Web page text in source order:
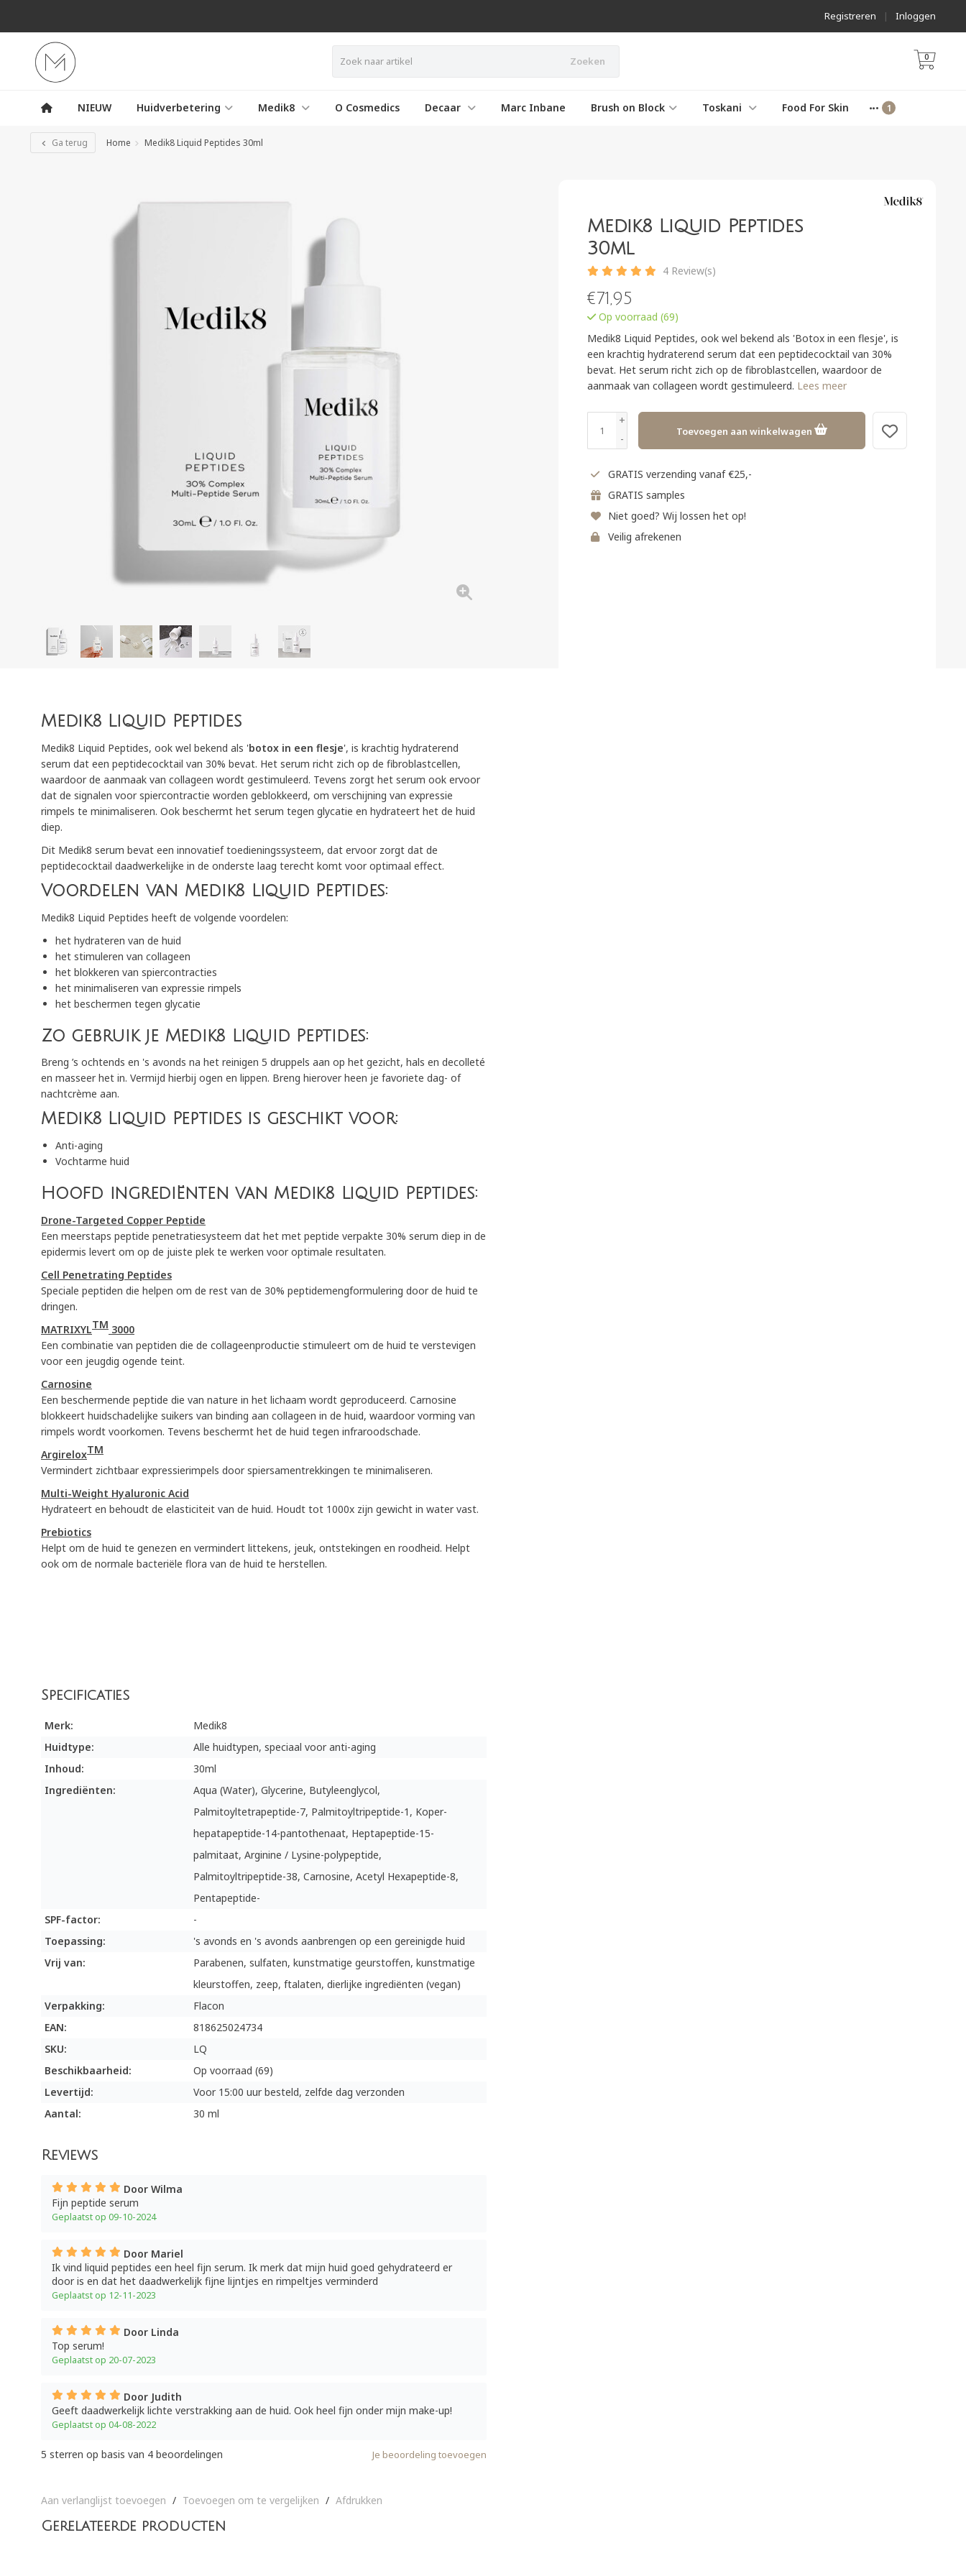
Inloggen
|
Registreren
Zoeken 0
NIEUW Huidverbetering Medik8 O Cosmedics Decaar Marc Inbane Brush on Block Toskani Food For Skin
Ga terug Home Medik8 Liquid Peptides 30ml
Medik8 Liquid Peptides
Medik8 Liquid Peptides, ook wel bekend als 'botox in een flesje', is krachtig hydraterend
serum dat een peptidecocktail van 30% bevat. Het serum richt zich op de fibroblastcellen,
waardoor de aanmaak van collageen wordt gestimuleerd. Tevens zorgt het serum ook ervoor
dat de signalen voor spiercontractie worden geblokkeerd, om verschijning van expressie
rimpels te minimaliseren. Ook beschermt het serum tegen glycatie en hydrateert het de huid
diep.
Dit Medik8 serum bevat een innovatief toedieningssysteem, dat ervoor zorgt dat de
peptidecocktail daadwerkelijke in de onderste laag terecht komt voor optimaal effect.
Voordelen van Medik8 Liquid Peptides:
Medik8 Liquid Peptides heeft de volgende voordelen:
het hydrateren van de huid
het stimuleren van collageen
het blokkeren van spiercontracties
het minimaliseren van expressie rimpels
het beschermen tegen glycatie
Zo gebruik je Medik8 Liquid Peptides:
Breng ’s ochtends en 's avonds na het reinigen 5 druppels aan op het gezicht, hals en decolleté
en masseer het in. Vermijd hierbij ogen en lippen. Breng hierover heen je favoriete dag- of
nachtcrème aan.
Medik8 Liquid Peptides is geschikt voor:
Anti-aging
Vochtarme huid
Hoofd ingrediënten van Medik8 Liquid Peptides:
Drone-Targeted Copper Peptide
Een meerstaps peptide penetratiesysteem dat het met peptide verpakte 30% serum diep in de
epidermis levert om op de juiste plek te werken voor optimale resultaten.
Cell Penetrating Peptides
Speciale peptiden die helpen om de rest van de 30% peptidemengformulering door de huid te
dringen.
MATRIXYLTM 3000
Een combinatie van peptiden die de collageenproductie stimuleert om de huid te verstevigen
voor een jeugdig ogende teint.
Carnosine
Een beschermende peptide die van nature in het lichaam wordt geproduceerd. Carnosine
blokkeert huidschadelijke suikers van binding aan collageen in de huid, waardoor vorming van
rimpels wordt voorkomen. Tevens beschermt het de huid tegen infraroodschade.
ArgireloxTM
Vermindert zichtbaar expressierimpels door spiersamentrekkingen te minimaliseren.
Multi-Weight Hyaluronic Acid
Hydrateert en behoudt de elasticiteit van de huid. Houdt tot 1000x zijn gewicht in water vast.
Prebiotics
Helpt om de huid te genezen en vermindert littekens, jeuk, ontstekingen en roodheid. Helpt
ook om de normale bacteriële flora van de huid te herstellen.
Specificaties
Merk:
Medik8
Huidtype:
Alle huidtypen, speciaal voor anti-aging
Inhoud:
30ml
Ingrediënten:
Aqua (Water), Glycerine, Butyleenglycol,
Palmitoyltetrapeptide-7, Palmitoyltripeptide-1, Koper-
hepatapeptide-14-pantothenaat, Heptapeptide-15-
palmitaat, Arginine / Lysine-polypeptide,
Palmitoyltripeptide-38, Carnosine, Acetyl Hexapeptide-8,
Pentapeptide-
SPF-factor:
-
Toepassing:
's avonds en 's avonds aanbrengen op een gereinigde huid
Vrij van:
Parabenen, sulfaten, kunstmatige geurstoffen, kunstmatige
kleurstoffen, zeep, ftalaten, dierlijke ingrediënten (vegan)
Verpakking:
Flacon
EAN:
818625024734
SKU:
LQ
Beschikbaarheid:
Op voorraad (69)
Levertijd:
Voor 15:00 uur besteld, zelfde dag verzonden
Aantal:
30 ml
Reviews
Door Wilma
Fijn peptide serum
Geplaatst op 09-10-2024
Door Mariel
Ik vind liquid peptides een heel fijn serum. Ik merk dat mijn huid goed gehydrateerd er
door is en dat het daadwerkelijk fijne lijntjes en rimpeltjes verminderd
Geplaatst op 12-11-2023
Door Linda
Top serum!
Geplaatst op 20-07-2023
Door Judith
Geeft daadwerkelijk lichte verstrakking aan de huid. Ook heel fijn onder mijn make-up!
Geplaatst op 04-08-2022
Je beoordeling toevoegen
5 sterren op basis van 4 beoordelingen
Aan verlanglijst toevoegen / Toevoegen om te vergelijken / Afdrukken
Medik8 Liquid Peptides
30ml
4 Review(s)
€71,95
Op voorraad (69)
Medik8 Liquid Peptides, ook wel bekend als 'Botox in een flesje', is
een krachtig hydraterend serum dat een peptidecocktail van 30%
bevat. Het serum richt zich op de fibroblastcellen, waardoor de
aanmaak van collageen wordt gestimuleerd. Lees meer
+
-
Toevoegen aan winkelwagen
GRATIS verzending vanaf €25,-
GRATIS samples
Niet goed? Wij lossen het op!
Veilig afrekenen
Gerelateerde producten